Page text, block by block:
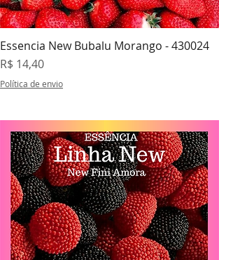
Visualização rápida
Essencia New Bubalu Morango - 430024
Preço
R$ 14,40
Política de envio